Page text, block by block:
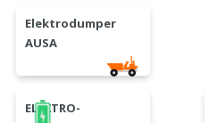
Elektrodumper
AUSA
ELEKTRO-